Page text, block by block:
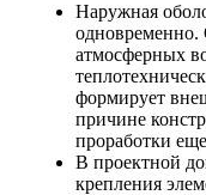
Наружная
одновременно.
атмосферных
формирует
причине
проработки
В проектной
крепления